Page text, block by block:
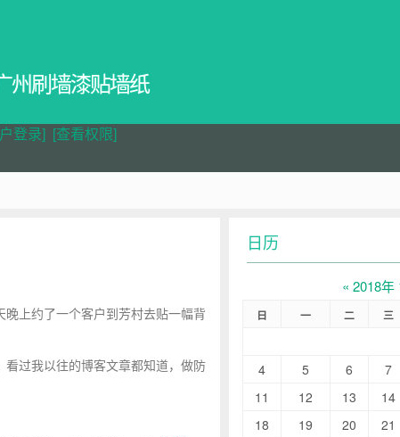
州刷墙漆贴墙纸
登录] [查看权限]
上约了一个客户到芳村去贴一幅背
过我以往的博客文章都知道，做防
日历
« 2018年
日 一 二 三
4
5 6 7
11
12 13 14
18
19 20 21